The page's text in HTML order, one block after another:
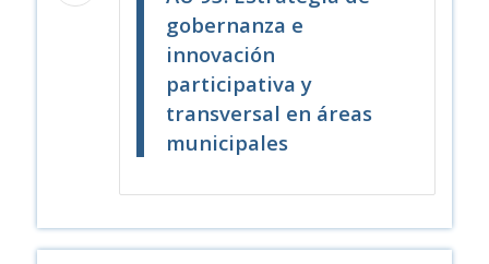
gobernanza e
innovación
participativa y
transversal en áreas
municipales